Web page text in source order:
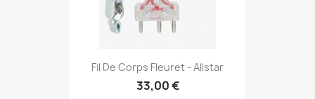
Fil De Corps Fleuret - Allstar
33,00 €